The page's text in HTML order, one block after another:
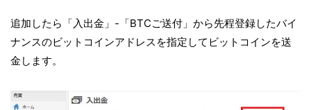
追加したら「入出金」-「BTCご送付」から先程登録したバイ
ナンスのビットコインアドレスを指定してビットコインを送
金します。